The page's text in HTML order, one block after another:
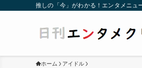
推しの「今」がわかる！エンタメニュ
ホーム アイドル